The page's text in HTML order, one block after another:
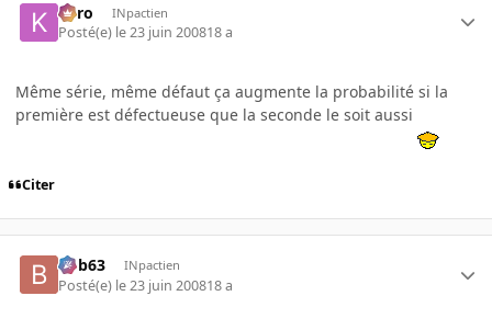
kyro INpactien
Posté(e) le 23 juin 200818 a
Même série, même défaut ça augmente la probabilité si la
première est défectueuse que la seconde le soit aussi
Citer
bob63 INpactien
Posté(e) le 23 juin 200818 a